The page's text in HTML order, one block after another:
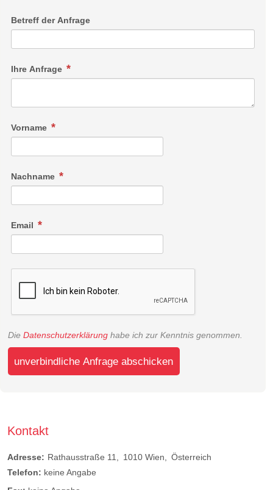
Betreff der Anfrage
Ihre Anfrage
Vorname
Nachname
Email
Die Datenschutzerklärung habe ich zur Kenntnis genommen.
unverbindliche Anfrage abschicken
Kontakt
Adresse: Rathausstraße 11 1010 Wien
Österreich
Telefon: keine Angabe